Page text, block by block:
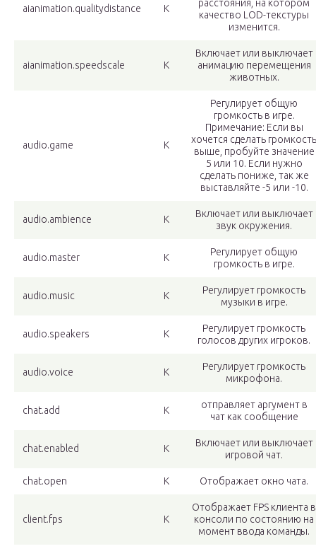
aianimation.qualitydistance К
расстояния, на котором
качество LOD-текстуры
изменится.
aianimation.speedscale К
Включает или выключает
анимацию перемещения
животных.
audio.game К
Регулирует общую
громкость в игре.
Примечание: Если вы
хочется сделать громкость
выше, пробуйте значение
5 или 10. Если нужно
сделать пониже, так же
выставляйте -5 или -10.
audio.ambience К
Включает или выключает
звук окружения.
audio.master К
Регулирует общую
громкость в игре.
audio.music К
Регулирует громкость
музыки в игре.
audio.speakers К
Регулирует громкость
голосов других игроков.
audio.voice К
Регулирует громкость
микрофона.
chat.add К
отправляет аргумент в
чат как сообщение
chat.enabled К
Включает или выключает
игровой чат.
chat.open К Отображает окно чата.
client.fps К
Отображает FPS клиента в
консоли по состоянию на
момент ввода команды.